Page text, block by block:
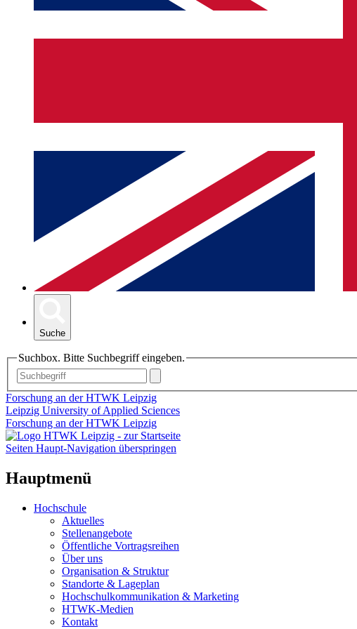
Suche
Suchbox. Bitte Suchbegriff eingeben.
Forschung an der HTWK Leipzig
Leipzig University of Applied Sciences
Forschung an der HTWK Leipzig
Seiten Haupt-Navigation überspringen
Hauptmenü
Hochschule
Aktuelles
Stellenangebote
Öffentliche Vortragsreihen
Über uns
Organisation & Struktur
Standorte & Lageplan
Hochschulkommunikation & Marketing
HTWK-Medien
Kontakt